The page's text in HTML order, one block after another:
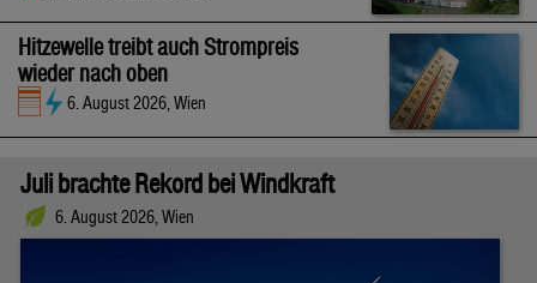
Hitzewelle treibt auch Strompreis
wieder nach oben
6. August 2026, Wien
Juli brachte Rekord bei Windkraft
6. August 2026, Wien